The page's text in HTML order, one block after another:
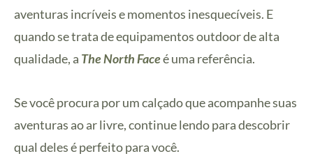
aventuras incríveis e momentos inesquecíveis. E
quando se trata de equipamentos outdoor de alta
qualidade, a The North Faceé uma referência.
Se você procura por um calçado que acompanhe suas
aventuras ao ar livre, continue lendo para descobrir
qual deles é perfeito para você.